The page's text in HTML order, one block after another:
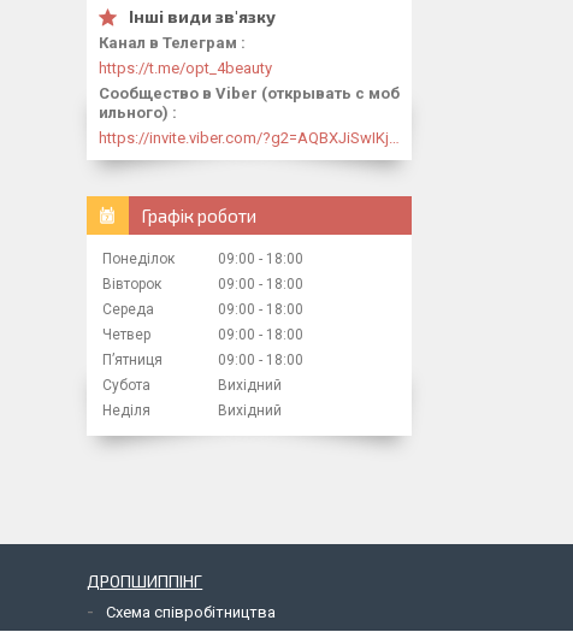
Канал в Телеграм
https://t.me/opt_4beauty
Сообщество в Viber (открывать с моб
ильного)
Графік роботи
Понеділок 09:00
18:00
Вівторок
09:00
18:00
Середа
09:00
18:00
Четвер
09:00
18:00
Пʼятниця
09:00
18:00
Субота
Вихідний
Неділя
Вихідний
ДРОПШИППІНГ
Схема співробітництва